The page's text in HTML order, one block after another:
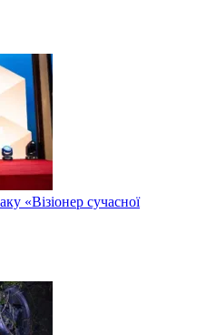
«Візіонер сучасної